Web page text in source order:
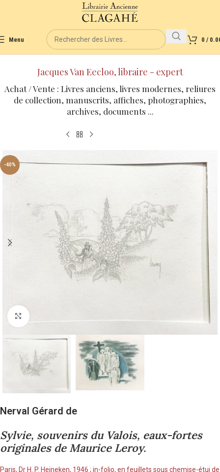
Menu 0 /
Jacques Van Eecloo, libraire - expert
Achat / Vente : Livres anciens, livres modernes, reliures
de collection, manuscrits, affiches, photographies,
archives, documents ...
-40%
Cliquez pour agrandir
Nerval Gérard de
Sylvie, souvenirs du Valois, eaux-fortes
originales de Maurice Leroy.
Paris, Dr H. P. Heineken, 1946 ; in-folio, en feuillets sous chemise-étui de